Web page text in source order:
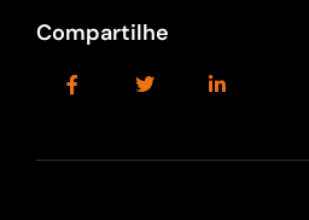
Compartilhe